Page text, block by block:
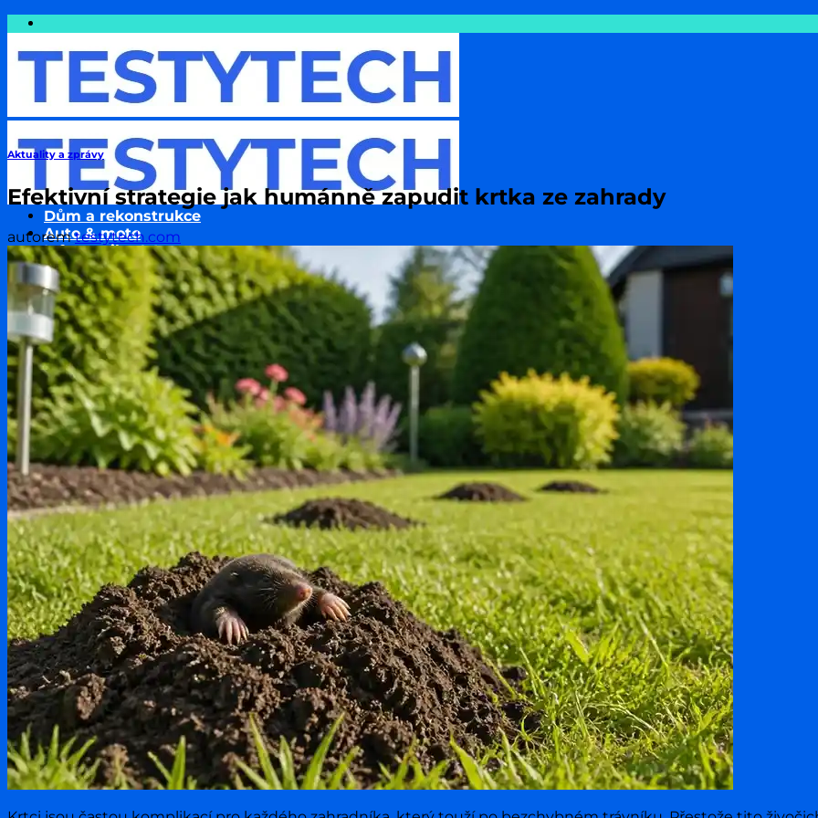
Přeskočit
obsah
Dům a rekonstrukce
Auto & moto
Informatika & Internet
Cestování
Finance a Peníze
Podnikání & Technologie
Pojištění
Sport
Zdraví a wellness
Životní styl
Zvířata & jejich chov
Rodina a děti
Testování produktů
Aktuality & zprávy
Aktuality a zprávy
Efektivní strategie jak humánně zapudit krtka ze zahrady
autoremtestytech.com